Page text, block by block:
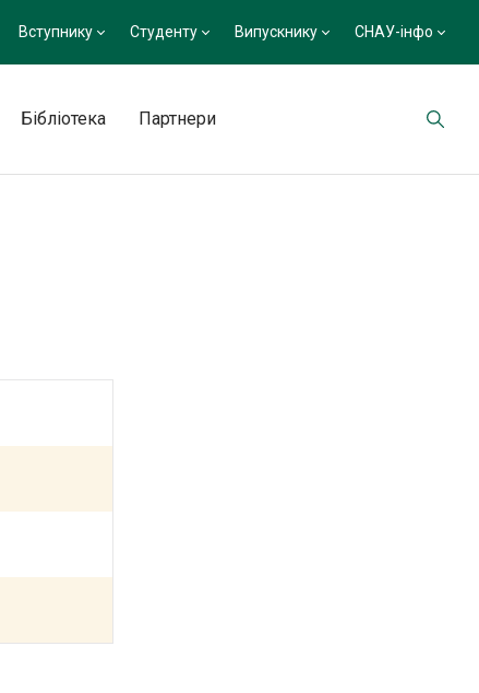
Вступнику Студенту Випускнику СНАУ-інфо
Бібліотека Партнери